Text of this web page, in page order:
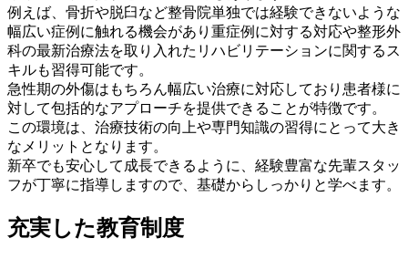
例えば、骨折や脱臼など整骨院単独では経験できないような
幅広い症例に触れる機会があり重症例に対する対応や整形外
科の最新治療法を取り入れたリハビリテーションに関するス
キルも習得可能です。
急性期の外傷はもちろん幅広い治療に対応しており患者様に
対して包括的なアプローチを提供できることが特徴です。
この環境は、治療技術の向上や専門知識の習得にとって大き
なメリットとなります。
新卒でも安心して成長できるように、経験豊富な先輩スタッ
フが丁寧に指導しますので、基礎からしっかりと学べます。
充実した教育制度